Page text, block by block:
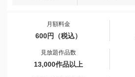
月額料金
600円（税込）
見放題作品数
13,000作品以上